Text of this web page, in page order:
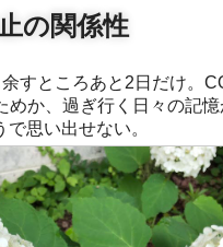
の関係性
めか、過ぎ行く日々の記
思い出せない。